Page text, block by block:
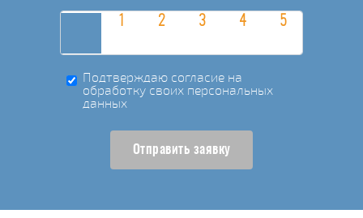
Подтверждаю согласие на
обработку своих персональных
данных
Отправить заявку